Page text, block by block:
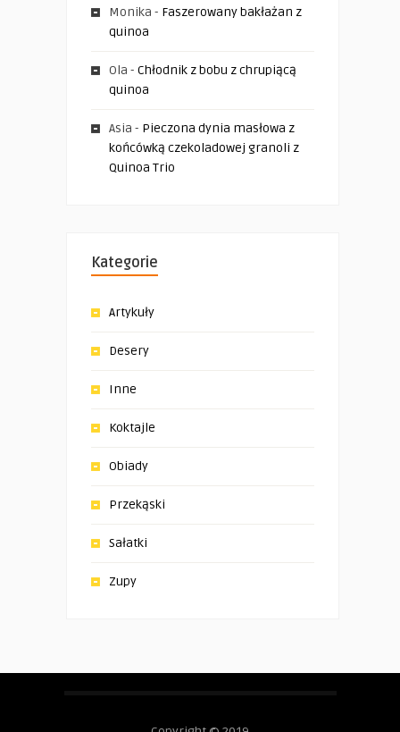
Monika - Faszerowany bakłażan z
quinoa
Ola - Chłodnik z bobu z chrupiącą
quinoa
Asia - Pieczona dynia masłowa z
końcówką czekoladowej granoli z
Quinoa Trio
Kategorie
Artykuły
Desery
Inne
Koktajle
Obiady
Przekąski
Sałatki
Zupy